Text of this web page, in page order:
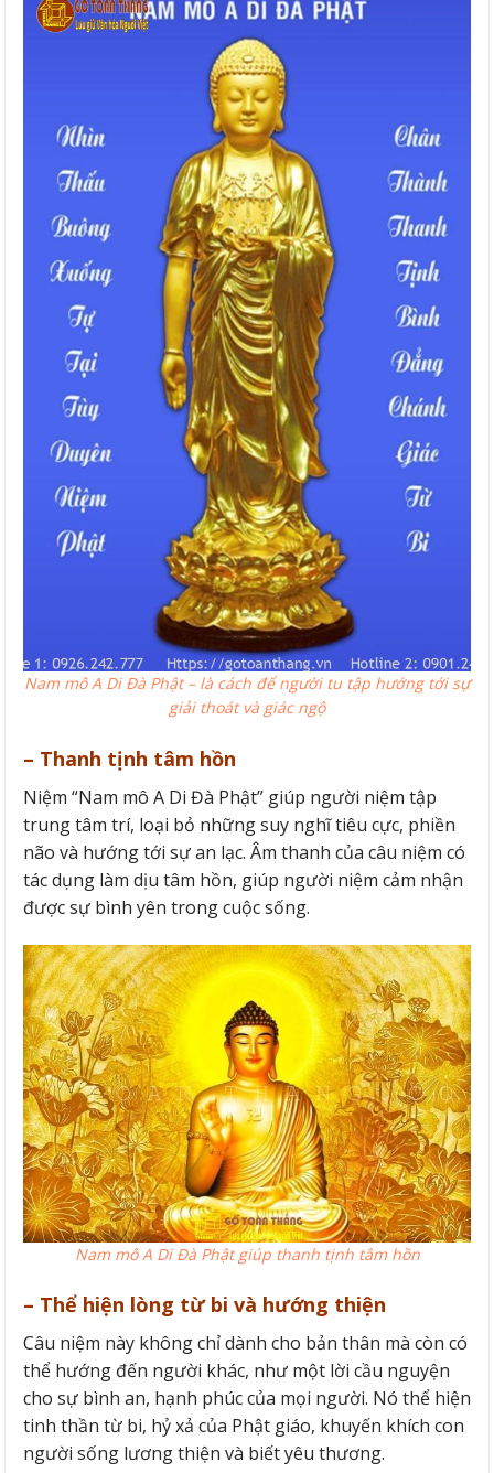
Nam mô A Di Đà Phật – là cách để người tu tập hướng tới sự
giải thoát và giác ngộ
– Thanh tịnh tâm hồn
Niệm “Nam mô A Di Đà Phật” giúp người niệm tập
trung tâm trí, loại bỏ những suy nghĩ tiêu cực, phiền
não và hướng tới sự an lạc. Âm thanh của câu niệm có
tác dụng làm dịu tâm hồn, giúp người niệm cảm nhận
được sự bình yên trong cuộc sống.
Nam mô A Di Đà Phật giúp thanh tịnh tâm hồn
– Thể hiện lòng từ bi và hướng thiện
Câu niệm này không chỉ dành cho bản thân mà còn có
thể hướng đến người khác, như một lời cầu nguyện
cho sự bình an, hạnh phúc của mọi người. Nó thể hiện
tinh thần từ bi, hỷ xả của Phật giáo, khuyến khích con
người sống lương thiện và biết yêu thương.